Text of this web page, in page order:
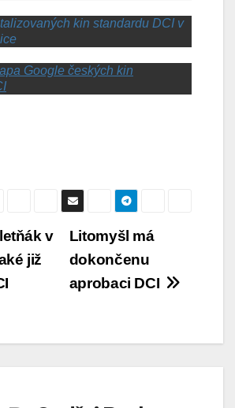
kin standardu DCI v
Google českých kin
Litomyšl má
dokončenu
aprobaci DCI
v
již